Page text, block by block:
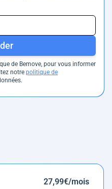
de Bemove, pour vous informer
notre politique de
27,99€/mois